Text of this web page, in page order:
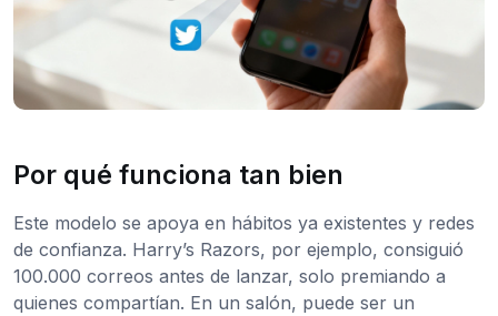
Por qué funciona tan bien
Este modelo se apoya en hábitos ya existentes y redes
de confianza. Harry’s Razors, por ejemplo, consiguió
100.000 correos antes de lanzar, solo premiando a
quienes compartían. En un salón, puede ser un